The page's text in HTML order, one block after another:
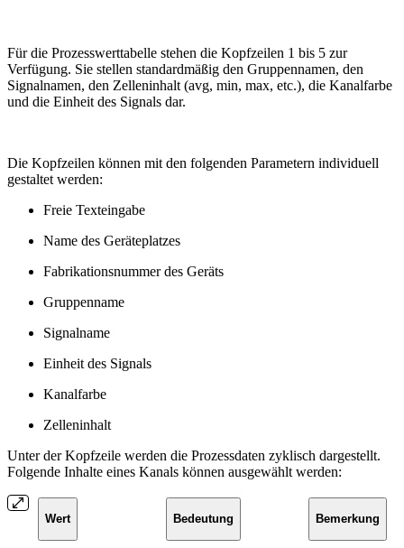
Für die Prozesswerttabelle stehen die Kopfzeilen 1 bis 5 zur
Verfügung. Sie stellen standardmäßig den Gruppennamen, den
Signalnamen, den Zelleninhalt (avg, min, max, etc.), die Kanalfarbe
und die Einheit des Signals dar.
Die Kopfzeilen können mit den folgenden Parametern individuell
gestaltet werden:
Freie Texteingabe
Name des Geräteplatzes
Fabrikationsnummer des Geräts
Gruppenname
Signalname
Einheit des Signals
Kanalfarbe
Zelleninhalt
Unter der Kopfzeile werden die Prozessdaten zyklisch dargestellt.
Folgende Inhalte eines Kanals können ausgewählt werden:
Wert Bedeutung Bemerkung